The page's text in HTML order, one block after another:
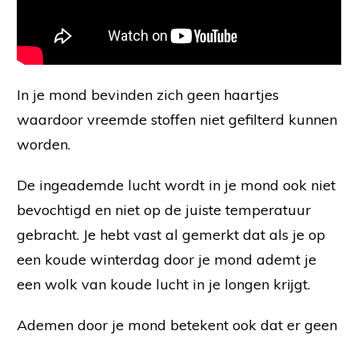
In je mond bevinden zich geen haartjes
waardoor vreemde stoffen niet gefilterd kunnen
worden.
De ingeademde lucht wordt in je mond ook niet
bevochtigd en niet op de juiste temperatuur
gebracht. Je hebt vast al gemerkt dat als je op
een koude winterdag door je mond ademt je
een wolk van koude lucht in je longen krijgt.
Ademen door je mond betekent ook dat er geen